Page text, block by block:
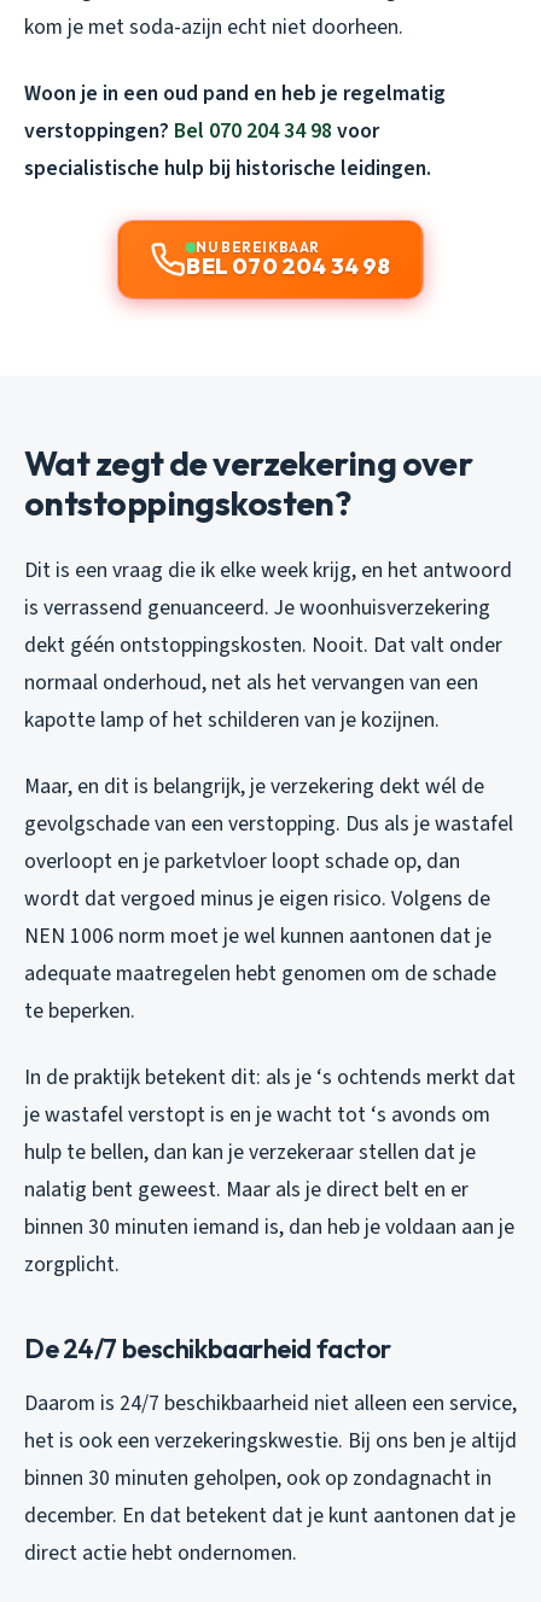
kom je met soda-azijn echt niet doorheen.
Woon je in een oud pand en heb je regelmatig
verstoppingen? Bel 070 204 34 98 voor
specialistische hulp bij historische leidingen.
NU BEREIKBAAR
BEL 070 204 34 98
Wat zegt de verzekering over
ontstoppingskosten?
Dit is een vraag die ik elke week krijg, en het antwoord
is verrassend genuanceerd. Je woonhuisverzekering
dekt géén ontstoppingskosten. Nooit. Dat valt onder
normaal onderhoud, net als het vervangen van een
kapotte lamp of het schilderen van je kozijnen.
Maar, en dit is belangrijk, je verzekering dekt wél de
gevolgschade van een verstopping. Dus als je wastafel
overloopt en je parketvloer loopt schade op, dan
wordt dat vergoed minus je eigen risico. Volgens de
NEN 1006 norm moet je wel kunnen aantonen dat je
adequate maatregelen hebt genomen om de schade
te beperken.
In de praktijk betekent dit: als je ‘s ochtends merkt dat
je wastafel verstopt is en je wacht tot ‘s avonds om
hulp te bellen, dan kan je verzekeraar stellen dat je
nalatig bent geweest. Maar als je direct belt en er
binnen 30 minuten iemand is, dan heb je voldaan aan je
zorgplicht.
De 24/7 beschikbaarheid factor
Daarom is 24/7 beschikbaarheid niet alleen een service,
het is ook een verzekeringskwestie. Bij ons ben je altijd
binnen 30 minuten geholpen, ook op zondagnacht in
december. En dat betekent dat je kunt aantonen dat je
direct actie hebt ondernomen.